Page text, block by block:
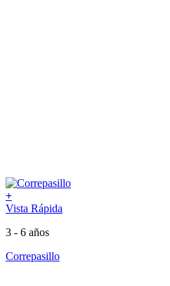
+
Vista Rápida
3 - 6 años
Correpasillo